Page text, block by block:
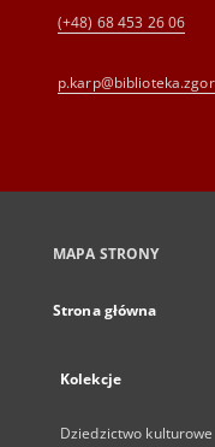
(+48) 68 453 26 06
MAPA STRONY
Strona główna
Kolekcje
Dziedzictwo kulturowe